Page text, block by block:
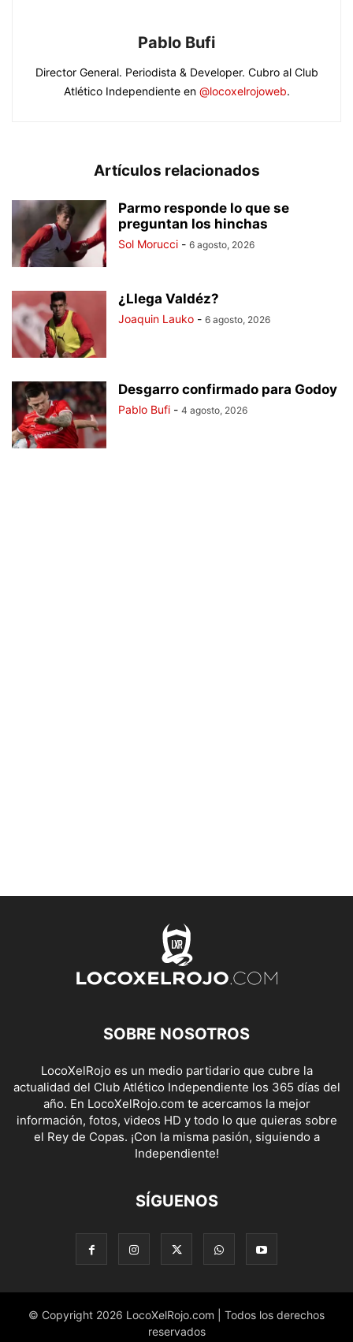
Pablo Bufi
Director General. Periodista & Developer. Cubro al Club
Atlético Independiente en @locoxelrojoweb.
Artículos relacionados
Parmo responde lo que se
preguntan los hinchas
Sol Morucci - 6 agosto, 2026
¿Llega Valdéz?
Joaquin Lauko - 6 agosto, 2026
Desgarro confirmado para Godoy
Pablo Bufi - 4 agosto, 2026
SOBRE NOSOTROS
LocoXelRojo es un medio partidario que cubre la
actualidad del Club Atlético Independiente los 365 días del
año. En LocoXelRojo.com te acercamos la mejor
información, fotos, videos HD y todo lo que quieras sobre
el Rey de Copas. ¡Con la misma pasión, siguiendo a
Independiente!
SÍGUENOS
© Copyright 2026 LocoXelRojo.com | Todos los derechos
reservados